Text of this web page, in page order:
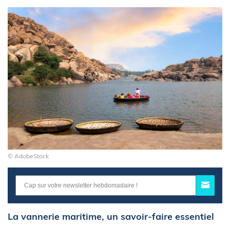
© AdobeStock
La vannerie maritime, un savoir-faire essentiel